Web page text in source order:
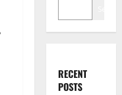
RECENT
POSTS